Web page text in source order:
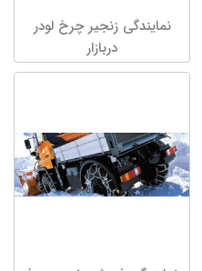
نمایندگی زنجیر چرخ لودر
دربازار